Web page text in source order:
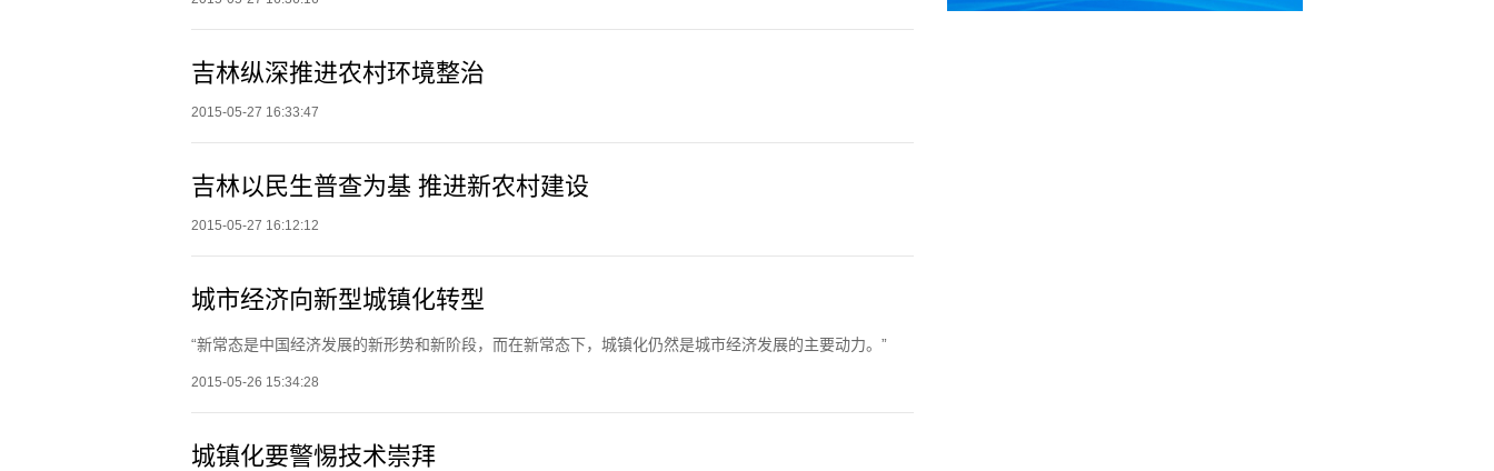
吉林纵深推进农村环境整治
2015-05-27 16:33:47
吉林以民生普查为基 推进新农村建设
2015-05-27 16:12:12
城市经济向新型城镇化转型
“新常态是中国经济发展的新形势和新阶段，而在新常态下，城镇化仍然是城市经济发展的主要动力。”
2015-05-26 15:34:28
城镇化要警惕技术崇拜